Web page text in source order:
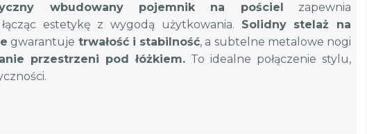
wbudowany pojemnik na pościel
zapewnia
estetykę z wygodą użytkowania. Solidny stelaż na
gwarantuje trwałość i stabilność, a subtelne metalowe nogi
przestrzeni pod łóżkiem. To idealne połączenie stylu,